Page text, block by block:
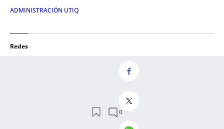
ADMINISTRACIÓN UTIQ
Redes